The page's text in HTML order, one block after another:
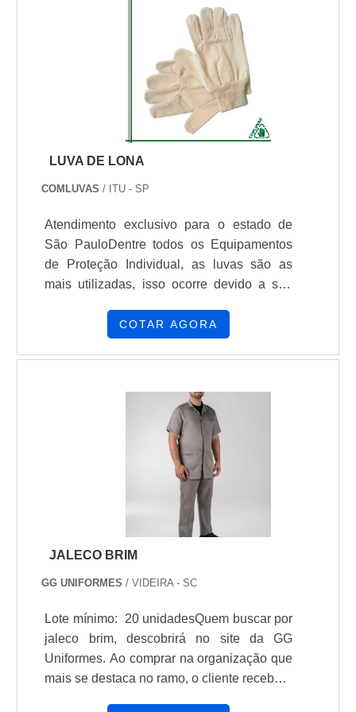
SERVIÇO Equipamentos de proteção
individual (EPIs) e coletiva (EPCs),
ferramentas e dispositivos utilizados em
trabalhos com contato direto ou indireto
LUVA DE LONA
COMLUVAS / ITU - SP
Atendimento exclusivo para o estado de
São PauloDentre todos os Equipamentos
de Proteção Individual, as luvas são as
mais utilizadas, isso ocorre devido a sua
utilizada em diferentes nichos. Entre eles:
civil; Montagem de estruturas com metal;
moveleira.IMPORTÂNCIA EM ADQUIRIR
O PRODUTOA qualidade da luva de lona é
indispensável, tendo em vista que o
equipamento é utilizado para oferecer.
COTAR AGORA
JALECO BRIM
GG UNIFORMES / VIDEIRA - SC
Lote mínimo: 20 unidadesQuem buscar por
jaleco brim, descobrirá no site da GG
Uniformes. Ao comprar na organização que
mais se destaca no ramo, o cliente receberá